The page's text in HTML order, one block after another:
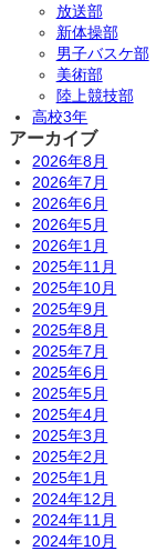
放送部
新体操部
男子バスケ部
美術部
陸上競技部
高校3年
アーカイブ
2026年8月
2026年7月
2026年6月
2026年5月
2026年1月
2025年11月
2025年10月
2025年9月
2025年8月
2025年7月
2025年6月
2025年5月
2025年4月
2025年3月
2025年2月
2025年1月
2024年12月
2024年11月
2024年10月